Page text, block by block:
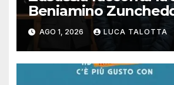
Beniamino
lungo errore
storia italiana
AGO 1, 2026 LUCA TALOTTA